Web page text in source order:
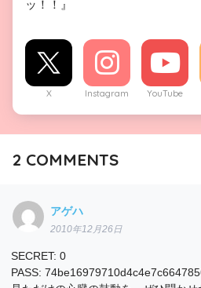
ッ！！』
X Instagram YouTube
2 COMMENTS
アゲハ
2010年12月26日
SECRET: 0
PASS: